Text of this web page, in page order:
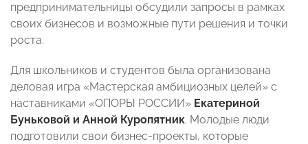
предпринимательницы обсудили запросы в рамках
своих бизнесов и возможные пути решения и точки
роста.
Для школьников и студентов была организована
деловая игра «Мастерская амбициозных целей» с
наставниками «ОПОРЫ РОССИИ» Екатериной
Буньковой и Анной Куропятник. Молодые люди
подготовили свои бизнес-проекты, которые